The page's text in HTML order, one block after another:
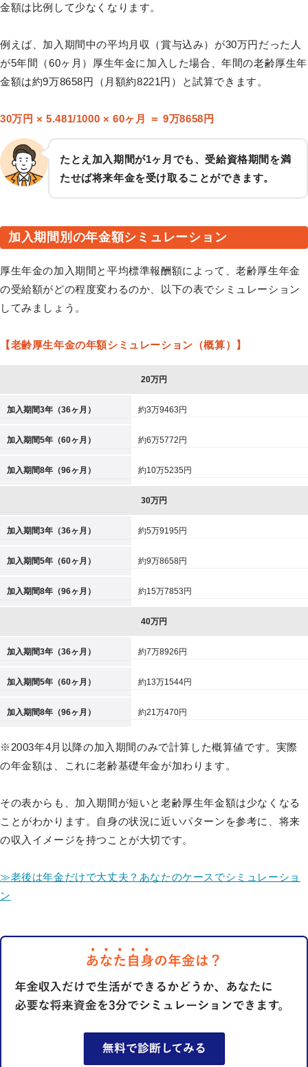
金額は比例して少なくなります。
例えば、加入期間中の平均月収（賞与込み）が30万円だった人
が5年間（60ヶ月）厚生年金に加入した場合、年間の老齢厚生年
金額は約9万8658円（月額約8221円）と試算できます。
30万円 × 5.481/1000 × 60ヶ月 ＝ 9万8658円
たとえ加入期間が1ヶ月でも、受給資格期間を満
たせば将来年金を受け取ることができます。
加入期間別の年金額シミュレーション
厚生年金の加入期間と平均標準報酬額によって、老齢厚生年金
の受給額がどの程度変わるのか、以下の表でシミュレーション
してみましょう。
【老齢厚生年金の年額シミュレーション（概算）】
20万円
加入期間3年（36ヶ月） 約3万9463円
加入期間5年（60ヶ月） 約6万5772円
加入期間8年（96ヶ月） 約10万5235円
30万円
加入期間3年（36ヶ月） 約5万9195円
加入期間5年（60ヶ月） 約9万8658円
加入期間8年（96ヶ月） 約15万7853円
40万円
加入期間3年（36ヶ月） 約7万8926円
加入期間5年（60ヶ月） 約13万1544円
加入期間8年（96ヶ月） 約21万470円
※2003年4月以降の加入期間のみで計算した概算値です。実際
の年金額は、これに老齢基礎年金が加わります。
その表からも、加入期間が短いと老齢厚生年金額は少なくなる
ことがわかります。自身の状況に近いパターンを参考に、将来
の収入イメージを持つことが大切です。
≫老後は年金だけで大丈夫？あなたのケースでシミュレーショ
ン